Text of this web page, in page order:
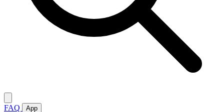
FAQ App